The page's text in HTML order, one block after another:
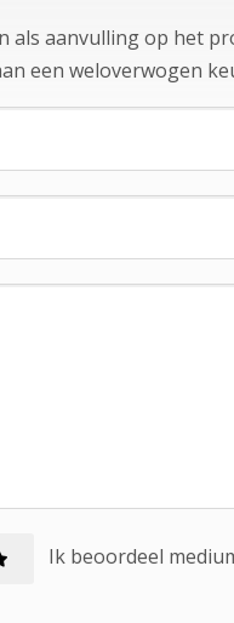
aanvulling op het
een weloverwogen
Ik beoordeel